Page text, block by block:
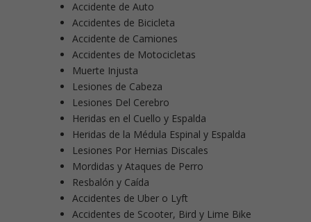
Accidente de Auto
Accidentes de Bicicleta
Accidente de Camiones
Accidentes de Motocicletas
Muerte Injusta
Lesiones de Cabeza
Lesiones Del Cerebro
Heridas en el Cuello y Espalda
Heridas de la Médula Espinal y Espalda
Lesiones Por Hernias Discales
Mordidas y Ataques de Perro
Resbalón y Caída
Accidentes de Uber o Lyft
Accidentes de Scooter, Bird y Lime Bike